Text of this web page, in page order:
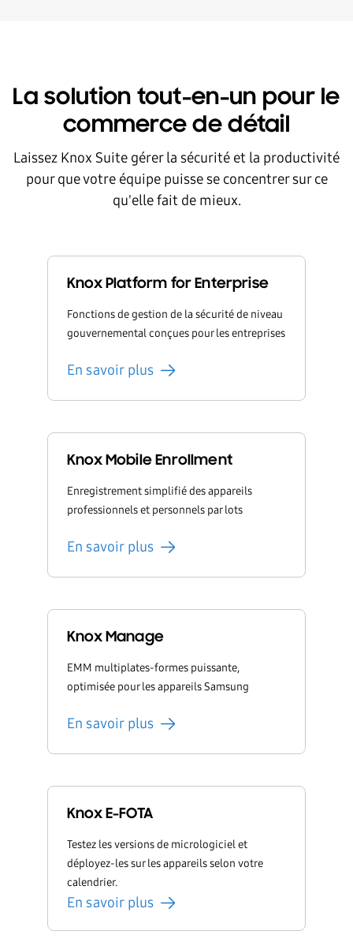
La solution tout-en-un pour le
commerce de détail
Laissez Knox Suite gérer la sécurité et la productivité
pour que votre équipe puisse se concentrer sur ce
qu'elle fait de mieux.
Knox Platform for Enterprise
Fonctions de gestion de la sécurité de niveau
gouvernemental conçues pour les entreprises
En savoir plus
Knox Mobile Enrollment
Enregistrement simplifié des appareils
professionnels et personnels par lots
En savoir plus
Knox Manage
EMM multiplates-formes puissante,
optimisée pour les appareils Samsung
En savoir plus
Knox E-FOTA
Testez les versions de micrologiciel et
déployez-les sur les appareils selon votre
calendrier.
En savoir plus